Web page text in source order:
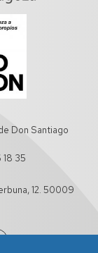
Don Santiago
35
12. 50009